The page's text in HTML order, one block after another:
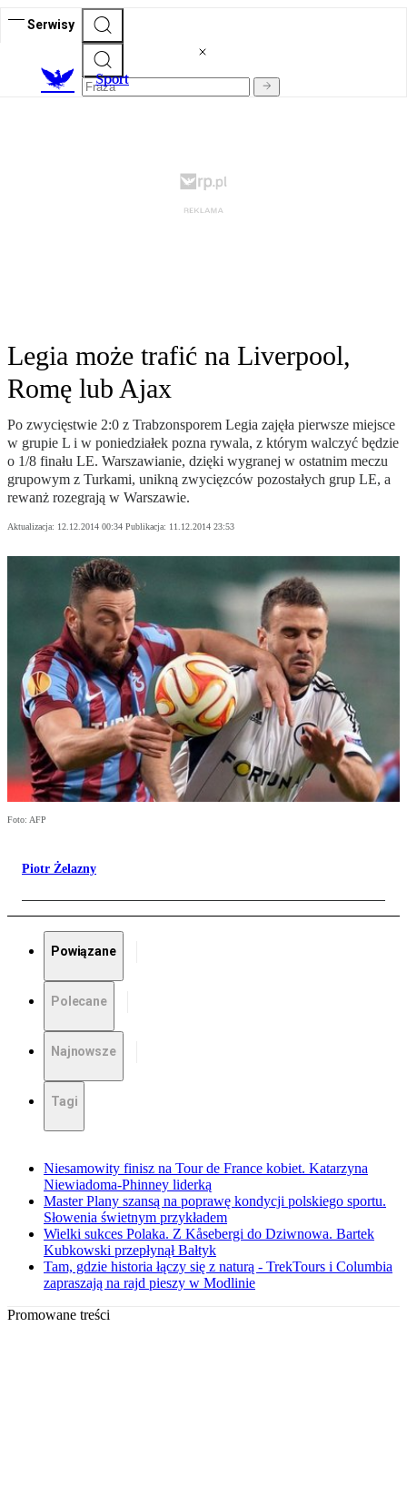
Serwisy
Sport
Legia może trafić na Liverpool,
Romę lub Ajax
Po zwycięstwie 2:0 z Trabzonsporem Legia zajęła pierwsze miejsce
w grupie L i w poniedziałek pozna rywala, z którym walczyć będzie
o 1/8 finału LE. Warszawianie, dzięki wygranej w ostatnim meczu
grupowym z Turkami, unikną zwycięzców pozostałych grup LE, a
rewanż rozegrają w Warszawie.
Aktualizacja: 12.12.2014 00:34 Publikacja: 11.12.2014 23:53
Foto: AFP
Piotr Żelazny
Powiązane
Polecane
Najnowsze
Tagi
Niesamowity finisz na Tour de France kobiet. Katarzyna
Niewiadoma-Phinney liderką
Master Plany szansą na poprawę kondycji polskiego sportu.
Słowenia świetnym przykładem
Wielki sukces Polaka. Z Kåsebergi do Dziwnowa. Bartek
Kubkowski przepłynął Bałtyk
Tam, gdzie historia łączy się z naturą - TrekTours i Columbia
zapraszają na rajd pieszy w Modlinie
Promowane treści